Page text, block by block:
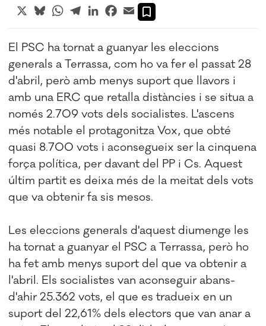
X BlueskyWhatsApp
TelegramLinkedInFacebook
Email
El PSC ha tornat a guanyar les eleccions
generals a Terrassa, com ho va fer el passat 28
d'abril, però amb menys suport que llavors i
amb una ERC que retalla distàncies i se situa a
només 2.709 vots dels socialistes. L'ascens
més notable el protagonitza Vox, que obté
quasi 8.700 vots i aconsegueix ser la cinquena
força política, per davant del PP i Cs. Aquest
últim partit es deixa més de la meitat dels vots
que va obtenir fa sis mesos.
Les eleccions generals d'aquest diumenge les
ha tornat a guanyar el PSC a Terrassa, però ho
ha fet amb menys suport del que va obtenir a
l'abril. Els socialistes van aconseguir abans-
d'ahir 25.362 vots, el que es tradueix en un
suport del 22,61% dels electors que van anar a